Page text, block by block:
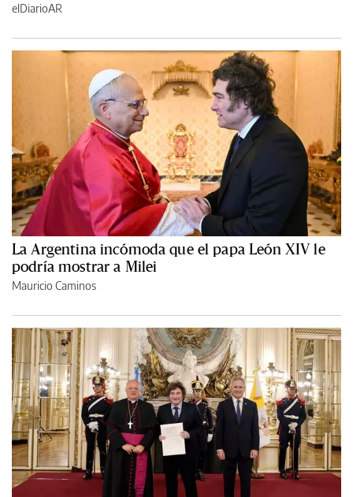
elDiarioAR
La Argentina incómoda que el papa León XIV le
podría mostrar a Milei
Mauricio Caminos